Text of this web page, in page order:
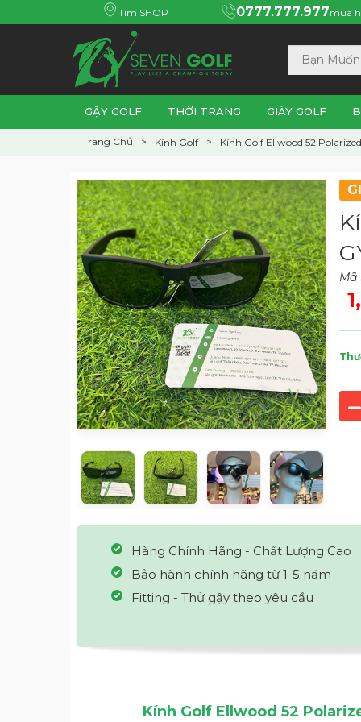
Tìm SHOP 0777.777.977mua
GẬY GOLF THỜI TRANG GIÀY GOLF
Trang Chủ Kính Golf Kính Golf Ellwood 52
Mã
Hàng Chính Hãng - Chất Lượng Cao
Bảo hành chính hãng từ 1-5 năm
Fitting - Thử gậy theo yêu cầu
Kính Golf Ellwood 52